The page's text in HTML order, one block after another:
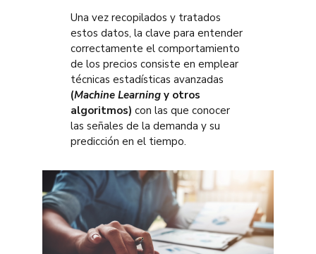
Una vez recopilados y tratados
estos datos, la clave para entender
correctamente el comportamiento
de los precios consiste en emplear
técnicas estadísticas avanzadas
(Machine Learning y otros
algoritmos) con las que conocer
las señales de la demanda y su
predicción en el tiempo.